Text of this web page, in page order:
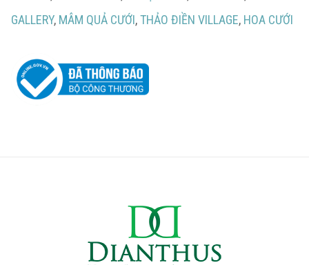
GALLERY, MÂM QUẢ CƯỚI,THẢO ĐIỀN VILLAGE, HOA CƯỚI